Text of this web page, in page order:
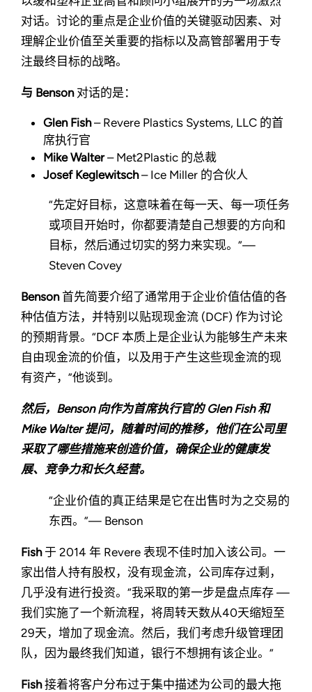
对话。讨论的重点是企业价值的关键驱动因素、对
理解企业价值至关重要的指标以及高管部署用于专
注最终目标的战略。
与 Benson对话的是：
Glen Fish– Revere Plastics Systems, LLC 的首
席执行官
Mike Walter– Met2Plastic 的总裁
Josef Keglewitsch– Ice Miller 的合伙人
“先定好目标，这意味着在每一天、每一项任务
或项目开始时，你都要清楚自己想要的方向和
目标，然后通过切实的努力来实现。”—
Steven Covey
Benson首先简要介绍了通常用于企业价值估值的各
种估值方法，并特别以贴现现金流 (DCF) 作为讨论
的预期背景。“DCF 本质上是企业认为能够生产未来
自由现金流的价值，以及用于产生这些现金流的现
有资产，”他谈到。
然后，Benson 向作为首席执行官的 Glen Fish 和
Mike Walter 提问，随着时间的推移，他们在公司里
采取了哪些措施来创造价值，确保企业的健康发
展、竞争力和长久经营。
“企业价值的真正结果是它在出售时为之交易的
东西。”— Benson
Fish于 2014 年 Revere 表现不佳时加入该公司。一
家出借人持有股权，没有现金流，公司库存过剩，
几乎没有进行投资。“我采取的第一步是盘点库存 —
我们实施了一个新流程，将周转天数从40天缩短至
29天，增加了现金流。然后，我们考虑升级管理团
队，因为最终我们知道，银行不想拥有该企业。”
Fish接着将客户分布过于集中描述为公司的最大拖